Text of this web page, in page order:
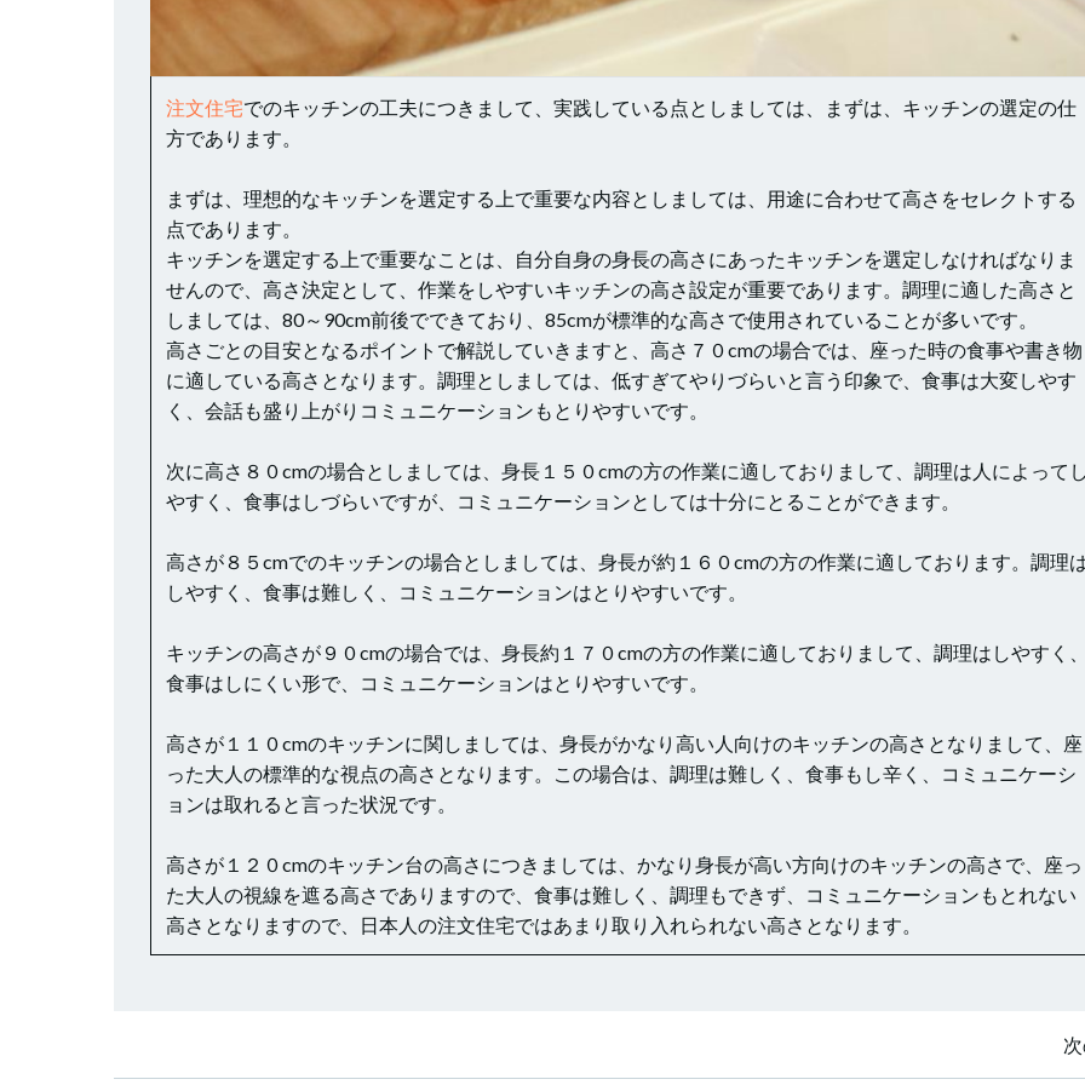
注文住宅でのキッチンの工夫につきまして、実践している点としましては、まずは、キッチンの選定の仕
方であります。
まずは、理想的なキッチンを選定する上で重要な内容としましては、用途に合わせて高さをセレクトする
点であります。
キッチンを選定する上で重要なことは、自分自身の身長の高さにあったキッチンを選定しなければなりま
せんので、高さ決定として、作業をしやすいキッチンの高さ設定が重要であります。調理に適した高さと
しましては、80～90cm前後でできており、85cmが標準的な高さで使用されていることが多いです。
高さごとの目安となるポイントで解説していきますと、高さ７０cmの場合では、座った時の食事や書き物
に適している高さとなります。調理としましては、低すぎてやりづらいと言う印象で、食事は大変しやす
く、会話も盛り上がりコミュニケーションもとりやすいです。
次に高さ８０cmの場合としましては、身長１５０cmの方の作業に適しておりまして、調理は人によって
やすく、食事はしづらいですが、コミュニケーションとしては十分にとることができます。
高さが８５cmでのキッチンの場合としましては、身長が約１６０cmの方の作業に適しております。調理
しやすく、食事は難しく、コミュニケーションはとりやすいです。
キッチンの高さが９０cmの場合では、身長約１７０cmの方の作業に適しておりまして、調理はしやすく
食事はしにくい形で、コミュニケーションはとりやすいです。
高さが１１０cmのキッチンに関しましては、身長がかなり高い人向けのキッチンの高さとなりまして、座
った大人の標準的な視点の高さとなります。この場合は、調理は難しく、食事もし辛く、コミュニケーシ
ョンは取れると言った状況です。
高さが１２０cmのキッチン台の高さにつきましては、かなり身長が高い方向けのキッチンの高さで、座っ
た大人の視線を遮る高さでありますので、食事は難しく、調理もできず、コミュニケーションもとれない
高さとなりますので、日本人の注文住宅ではあまり取り入れられない高さとなります。